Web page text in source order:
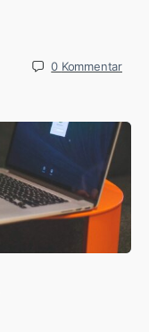
0 Kommentar